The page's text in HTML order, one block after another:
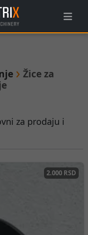
› Žice za
za prodaju i
2.000 RSD